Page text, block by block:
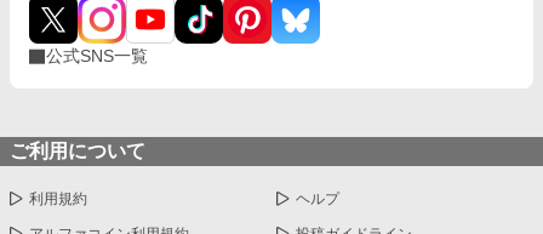
公式SNS一覧
ご利用について
利用規約 ヘルプ